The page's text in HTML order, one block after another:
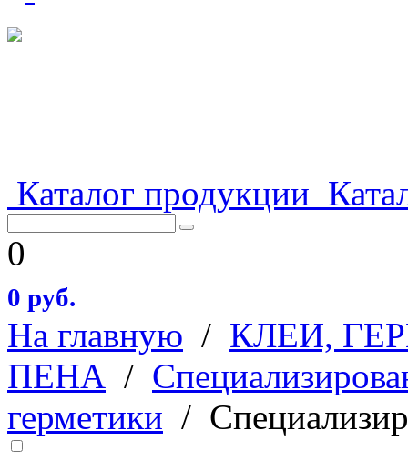
Каталог продукции
0
0 руб.
На главную / КЛЕИ,
ПЕНА /
герметики /